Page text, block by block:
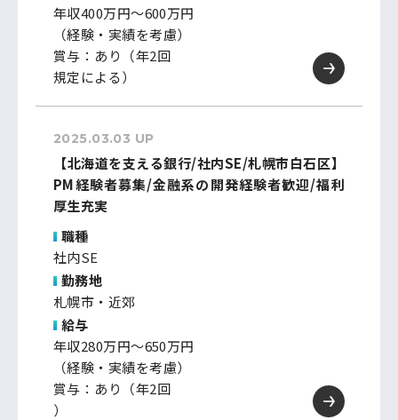
年収400万円～600万円
（経験・実績を考慮）
賞与：あり（年2回
規定による）
2025.03.03 UP
【北海道を支える銀行/社内SE/札幌市白石区】
PM経験者募集/金融系の開発経験者歓迎/福利
厚生充実
職種
社内SE
勤務地
札幌市・近郊
給与
年収280万円～650万円
（経験・実績を考慮）
賞与：あり（年2回
）